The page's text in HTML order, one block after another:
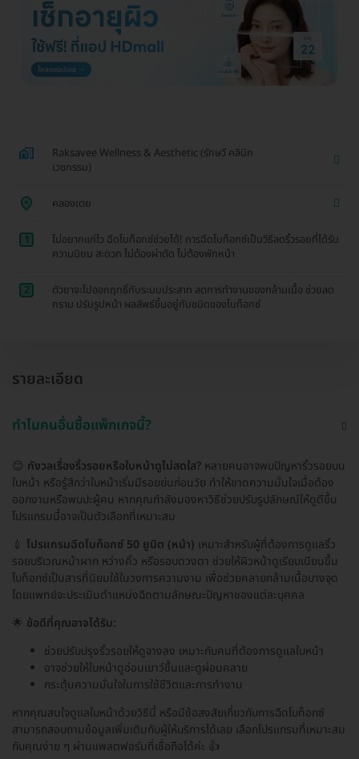
Raksavee Wellness & Aesthetic (รักษวี คลินิก
เวชกรรม)
คลองเตย
1
ไม่อยากแก่ไว ฉีดโบท็อกซ์ช่วยได้! การฉีดโบท็อกซ์เป็นวิธีลดริ้วรอยที่ได้รับ
ความนิยม สะดวก ไม่ต้องผ่าตัด ไม่ต้องพักหน้า
2
ตัวยาจะไปออกฤทธิ์กับระบบประสาท ลดการทำงานของกล้ามเนื้อ ช่วยลด
กราม ปรับรูปหน้า ผลลัพธ์ขึ้นอยู่กับชนิดของโบท็อกซ์
รายละเอียด
ทำไมคนอื่นซื้อแพ็กเกจนี้?
😊 กังวลเรื่องริ้วรอยหรือใบหน้าดูไม่สดใส? หลายคนอาจพบปัญหาริ้วรอยบน
ใบหน้า หรือรู้สึกว่าใบหน้าเริ่มมีรอยย่นก่อนวัย ทำให้ขาดความมั่นใจเมื่อต้อง
ออกงานหรือพบปะผู้คน หากคุณกำลังมองหาวิธีช่วยปรับรูปลักษณ์ให้ดูดีขึ้น
โปรแกรมนี้อาจเป็นตัวเลือกที่เหมาะสม
💉 โปรแกรมฉีดโบท็อกซ์ 50 ยูนิต (หน้า) เหมาะสำหรับผู้ที่ต้องการดูแลริ้ว
รอยบริเวณหน้าผาก หว่างคิ้ว หรือรอบดวงตา ช่วยให้ผิวหน้าดูเรียบเนียนขึ้น
โบท็อกซ์เป็นสารที่นิยมใช้ในวงการความงาม เพื่อช่วยคลายกล้ามเนื้อบางจุด
โดยแพทย์จะประเมินตำแหน่งฉีดตามลักษณะปัญหาของแต่ละบุคคล
🌟 ข้อดีที่คุณอาจได้รับ:
ช่วยปรับปรุงริ้วรอยให้ดูจางลง เหมาะกับคนที่ต้องการดูแลใบหน้า
อาจช่วยให้ใบหน้าดูอ่อนเยาว์ขึ้นและดูผ่อนคลาย
กระตุ้นความมั่นใจในการใช้ชีวิตและการทำงาน
หากคุณสนใจดูแลใบหน้าด้วยวิธีนี้ หรือมีข้อสงสัยเกี่ยวกับการฉีดโบท็อกซ์
สามารถสอบถามข้อมูลเพิ่มเติมกับผู้ให้บริการได้เลย เลือกโปรแกรมที่เหมาะสม
กับคุณง่าย ๆ ผ่านแพลตฟอร์มที่เชื่อถือได้ค่ะ 👍